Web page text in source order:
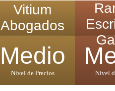
Vitium
Abogados
Medio
Nivel de Precios Nivel